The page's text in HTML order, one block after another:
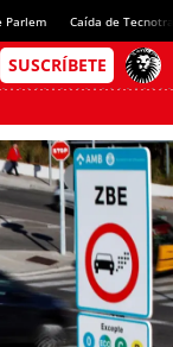
Parlem Caída de